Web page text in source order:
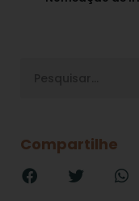
Compartilhe